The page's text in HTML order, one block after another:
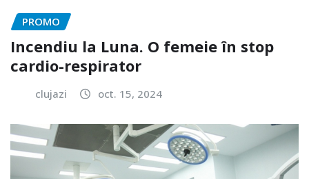
PROMO
Incendiu la Luna. O femeie în stop
cardio-respirator
clujazi oct. 15, 2024